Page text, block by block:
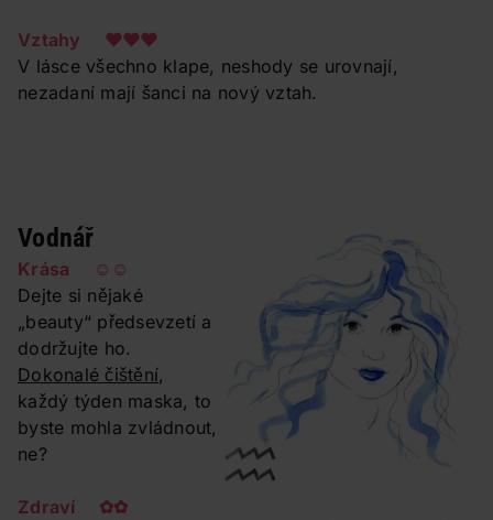
Vztahy ❤❤❤
V lásce všechno klape, neshody se urovnají,
nezadaní mají šanci na nový vztah.
Vodnář
Krása ☺☺
Dejte si nějaké
„beauty“ předsevzetí a
dodržujte ho.
Dokonalé čištění,
každý týden maska, to
byste mohla zvládnout,
ne?
Zdraví ✿✿